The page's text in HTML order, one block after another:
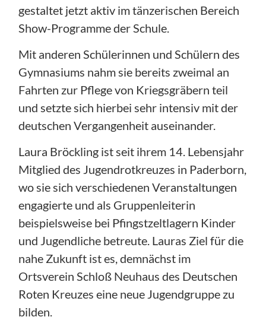
gestaltet jetzt aktiv im tänzerischen Bereich
Show-Programme der Schule.
Mit anderen Schülerinnen und Schülern des
Gymnasiums nahm sie bereits zweimal an
Fahrten zur Pflege von Kriegsgräbern teil
und setzte sich hierbei sehr intensiv mit der
deutschen Vergangenheit auseinander.
Laura Bröckling ist seit ihrem 14. Lebensjahr
Mitglied des Jugendrotkreuzes in Paderborn,
wo sie sich verschiedenen Veranstaltungen
engagierte und als Gruppenleiterin
beispielsweise bei Pfingstzeltlagern Kinder
und Jugendliche betreute. Lauras Ziel für die
nahe Zukunft ist es, demnächst im
Ortsverein Schloß Neuhaus des Deutschen
Roten Kreuzes eine neue Jugendgruppe zu
bilden.